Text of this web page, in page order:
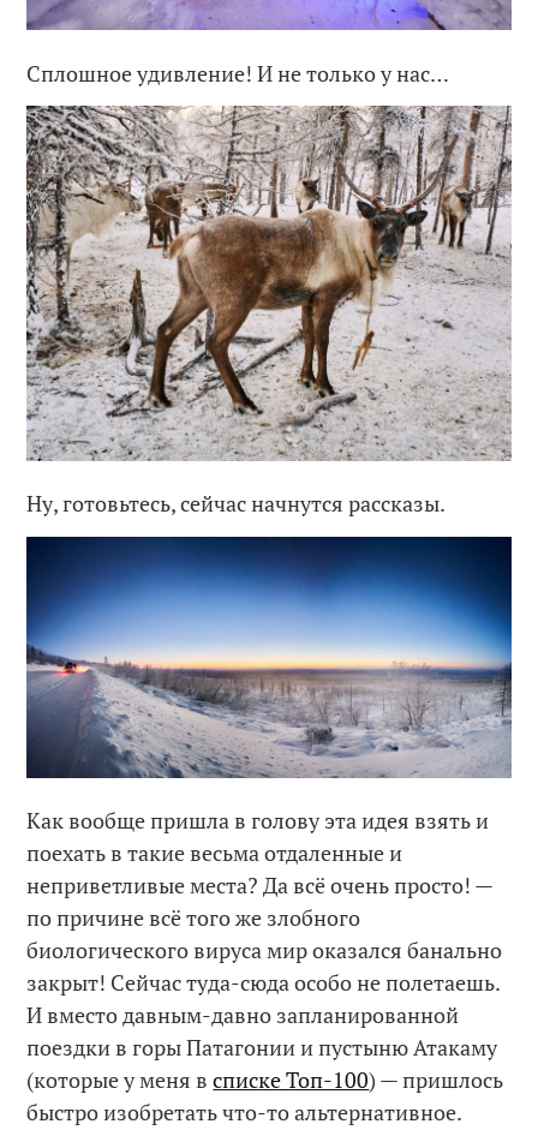
Сплошное удивление! И не только у нас…
Ну, готовьтесь, сейчас начнутся рассказы.
Как вообще пришла в голову эта идея взять и
поехать в такие весьма отдаленные и
неприветливые места? Да всё очень просто! —
по причине всё того же злобного
биологического вируса мир оказался банально
закрыт! Сейчас туда-сюда особо не полетаешь.
И вместо давным-давно запланированной
поездки в горы Патагонии и пустыню Атакаму
(которые у меня всписке Топ-100) — пришлось
быстро изобретать что-то альтернативное.